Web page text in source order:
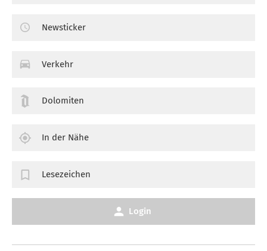
Newsticker
Verkehr
Dolomiten
In der Nähe
Lesezeichen
Login